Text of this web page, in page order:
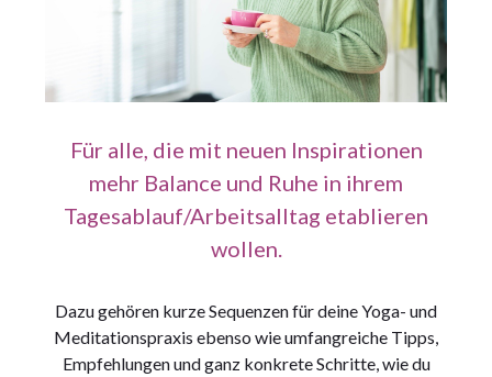
Für alle, die mit neuen Inspirationen
mehr Balance und Ruhe in ihrem
Tagesablauf/Arbeitsalltag etablieren
wollen.
Dazu gehören kurze Sequenzen für deine Yoga- und
Meditationspraxis ebenso wie umfangreiche Tipps,
Empfehlungen und ganz konkrete Schritte, wie du